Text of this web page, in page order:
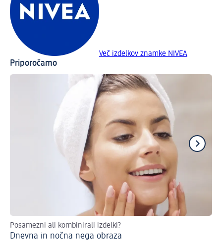
Več izdelkov znamke NIVEA
Priporočamo
Posamezni ali kombinirali izdelki?
Dnevna in nočna nega obraza